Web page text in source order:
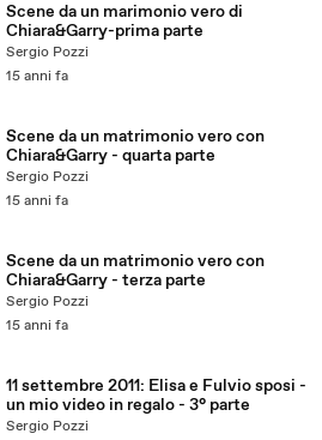
Scene da un marimonio vero di
Chiara&Garry-prima parte
Sergio Pozzi
15 anni fa
Scene da un matrimonio vero con
Chiara&Garry - quarta parte
Sergio Pozzi
15 anni fa
Scene da un matrimonio vero con
Chiara&Garry - terza parte
Sergio Pozzi
15 anni fa
11 settembre 2011: Elisa e Fulvio sposi -
un mio video in regalo - 3° parte
Sergio Pozzi